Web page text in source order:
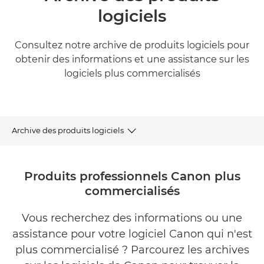
logiciels
Consultez notre archive de produits logiciels pour
obtenir des informations et une assistance sur les
logiciels plus commercialisés
Archive des produits logiciels
Produits et solutions connexes
Produits professionnels Canon plus
commercialisés
Vous recherchez des informations ou une
assistance pour votre logiciel Canon qui n'est
plus commercialisé ? Parcourez les archives